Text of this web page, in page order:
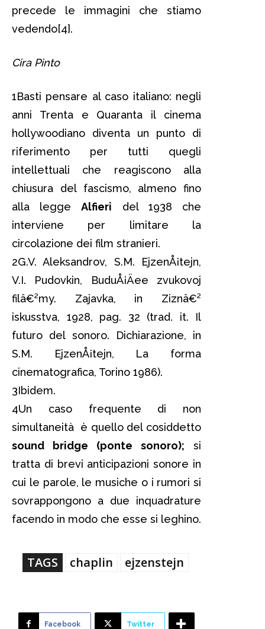
precede le immagini che stiamo
vedendo[4].
Cira Pinto
1Basti pensare al caso italiano: negli
anni Trenta e Quaranta il cinema
hollywoodiano diventa un punto di
riferimento per tutti quegli
intellettuali che reagiscono alla
chiusura del fascismo, almeno fino
alla leggeAlfieri del 1938 che
interviene per limitare la
circolazione dei film stranieri.
2G.V. Aleksandrov, S.M. EjzenÅ¡tejn,
V.I. Pudovkin, BuduÅ¡Äee zvukovoj
filâ€²my. Zajavka, in Ziznâ€²
iskusstva, 1928, pag. 32 (trad. it. Il
futuro del sonoro. Dichiarazione, in
S.M. EjzenÅ¡tejn, La forma
cinematografica, Torino 1986).
3Ibidem.
4Un caso frequente di non
simultaneità è quello del cosiddetto
sound bridge (ponte sonoro); si
tratta di brevi anticipazioni sonore in
cui le parole, le musiche o i rumori si
sovrappongono a due inquadrature
facendo in modo che esse si leghino.
TAGS chaplin ejzenstejn
Facebook Twitter